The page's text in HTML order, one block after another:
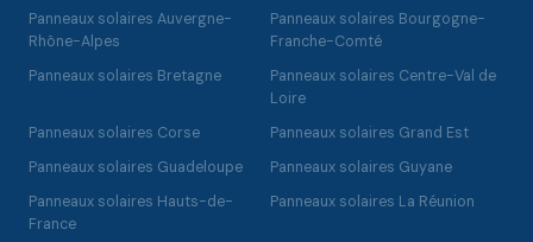
Panneaux solaires Auvergne-
Rhône-Alpes
Panneaux solaires Bourgogne-
Franche-Comté
Panneaux solaires Bretagne
Panneaux solaires Centre-Val de
Loire
Panneaux solaires Corse
Panneaux solaires Grand Est
Panneaux solaires Guadeloupe
Panneaux solaires Guyane
Panneaux solaires Hauts-de-
France
Panneaux solaires La Réunion